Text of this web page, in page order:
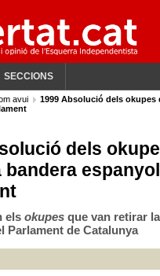
SECCIONS
avui
1999 Absolució dels okupes
dels
bandera
els okupes que van retirar
Parlament de Catalunya